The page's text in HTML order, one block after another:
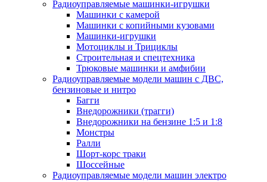
Радиоуправляемые машинки-игрушки
Машинки с камерой
Машинки с копийными кузовами
Машинки-игрушки
Мотоциклы и Трициклы
Строительная и спецтехника
Трюковые машинки и амфибии
Радиоуправляемые модели машин с ДВС,
бензиновые и нитро
Багги
Внедорожники (трагги)
Внедорожники на бензине 1:5 и 1:8
Монстры
Ралли
Шорт-корс траки
Шоссейные
Радиоуправляемые модели машин электро